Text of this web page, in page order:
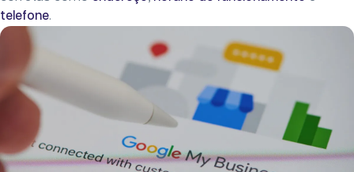
telefone.